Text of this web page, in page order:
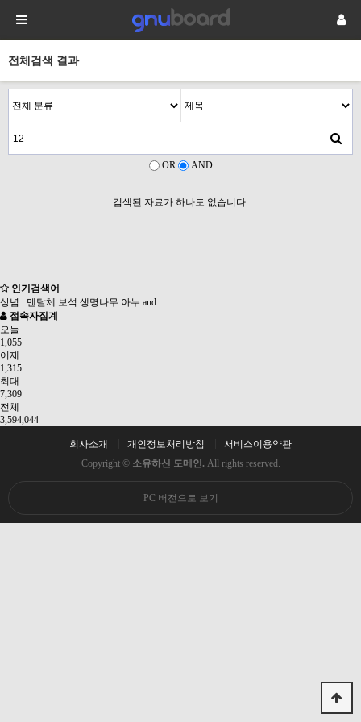
전체검색 결과
OR AND
검색된 자료가 하나도 없습니다.
인기검색어
상념 . 멘탈체 보석 생명나무 아누 and
접속자집계
오늘
1,055
어제
1,315
최대
7,309
전체
3,594,044
회사소개 개인정보처리방침
서비스이용약관
Copyright © 소유하신 도메인. All rights reserved.
PC 버전으로 보기